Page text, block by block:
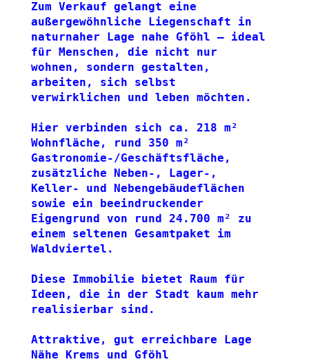
Zum Verkauf gelangt eine
außergewöhnliche Liegenschaft in
naturnaher Lage nahe Gföhl – ideal
für Menschen, die nicht nur
wohnen, sondern gestalten,
arbeiten, sich selbst
verwirklichen und leben möchten.
Hier verbinden sich ca. 218 m²
Wohnfläche, rund 350 m²
Gastronomie-/Geschäftsfläche,
zusätzliche Neben-, Lager-,
Keller- und Nebengebäudeflächen
sowie ein beeindruckender
Eigengrund von rund 24.700 m² zu
einem seltenen Gesamtpaket im
Waldviertel.
Diese Immobilie bietet Raum für
Ideen, die in der Stadt kaum mehr
realisierbar sind.
Attraktive, gut erreichbare Lage
Nähe Krems und Gföhl